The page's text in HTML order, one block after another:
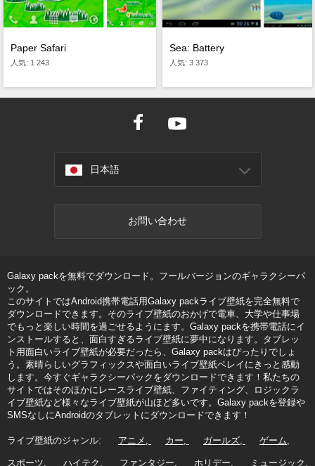
Paper Safari
人気: 1 243
Sea: Battery
人気: 3 373
日本語
お問い合わせ
Galaxy packを無料でダウンロード。フールバージョンのギャラクシーパ
ック。
このサイトではAndroid携帯電話用Galaxy packライブ壁紙を完全無料で
ダウンロードできます。そのライブ壁紙のおかげで電車、大学や仕事場
でもっと楽しい時間を過ごせるようにます。Galaxy packを携帯電話にイ
ンストールすると、面白すぎるライブ壁紙に夢中になります。タブレッ
ト用面白いライブ壁紙が必要だったら、Galaxy packはぴったりでしょ
う。素晴らしいグラフィックスや面白いライブ壁紙ペレイにきっと感動
します。今すぐギャラクシーパックをダウンロードできます！私たちの
サイトではそのほかにレースライブ壁紙、ファイティング、ロジックラ
イブ壁紙など様々なライブ壁紙が山ほど多いです。Galaxy packを登録や
SMSなしにAndroidのタブレットにダウンロードできます！
ライブ壁紙のジャンル: アニメ カー ガールズ ゲーム
スポーツ ハイテク ファンタジー ホリデー ミュージック